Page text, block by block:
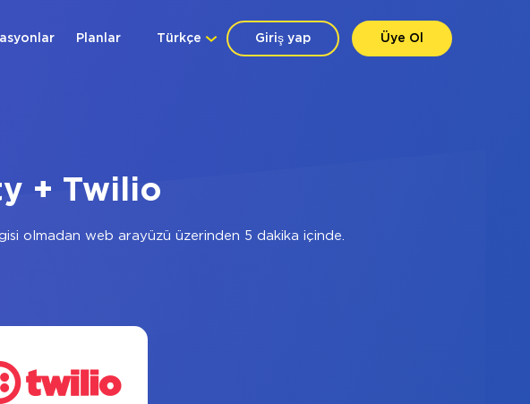
Giriş yap Üye Ol
Türkçe
Planlar
+ Twilio
olmadan web arayüzü üzerinden 5 dakika içinde.